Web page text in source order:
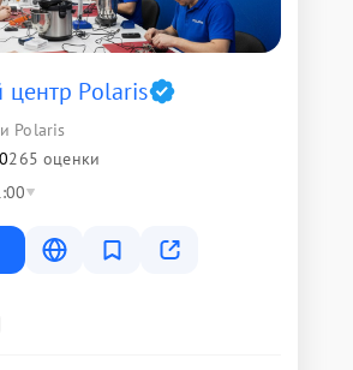
центр Polaris
Polaris
265 оценки